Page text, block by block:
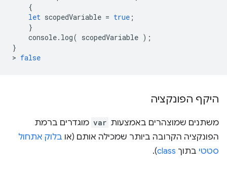
{
let scopedVariable = true ;
}
console. log( scopedVariable );
}
> false
היקף הפונקציה
משתנים שמוצהרים באמצעות var מוגדרים ברמת
הפונקציה הקרובה ביותר שמכילה אותם (או בלוק אתחול
סטטי בתוך class
).